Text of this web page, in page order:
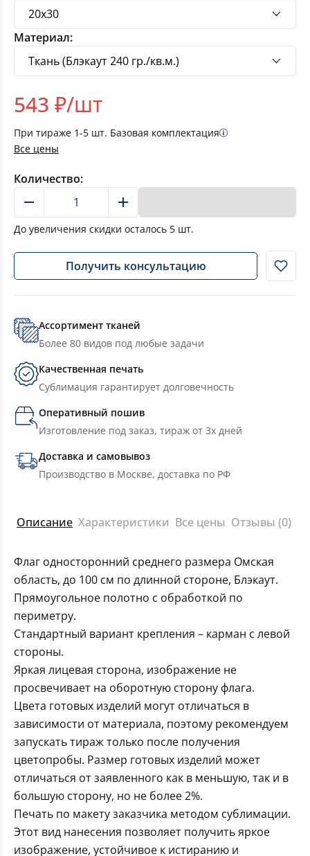
Материал:
543 ₽/шт
При тираже 1-5 шт. Базовая комплектация
Все цены
Количество:
До увеличения скидки осталось 5 шт.
Получить консультацию
Ассортимент тканей
Более 80 видов под любые задачи
Качественная печать
Сублимация гарантирует долговечность
Оперативный пошив
Изготовление под заказ, тираж от 3х дней
Доставка и самовывоз
Производство в Москве, доставка по РФ
Описание Характеристики Все цены Отзывы (0)
Флаг односторонний среднего размера Омская
область, до 100 см по длинной стороне, Блэкаут.
Прямоугольное полотно с обработкой по
периметру.
Стандартный вариант крепления – карман с левой
стороны.
Яркая лицевая сторона, изображение не
просвечивает на оборотную сторону флага.
Цвета готовых изделий могут отличаться в
зависимости от материала, поэтому рекомендуем
запускать тираж только после получения
цветопробы. Размер готовых изделий может
отличаться от заявленного как в меньшую, так и в
большую сторону, но не более 2%.
Печать по макету заказчика методом сублимации.
Этот вид нанесения позволяет получить яркое
изображение, устойчивое к истиранию и